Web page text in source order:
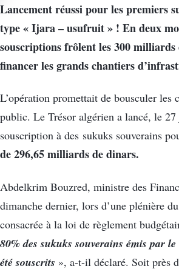
Lancement réussi pour les premiers
type « Ijara – usufruit » ! En deux
souscriptions frôlent les 300
financer les grands chantiers
L’opération promettait de bousculer les
public. Le Trésor algérien a lancé, le
souscription à des sukuks souverains
de 296,65 milliards de dinars.
Abdelkrim Bouzred, ministre des
dimanche dernier, lors d’une plénière
consacrée à la loi de règlement
80% des sukuks souverains émis par
été souscrits », a-t-il déclaré. Soit près